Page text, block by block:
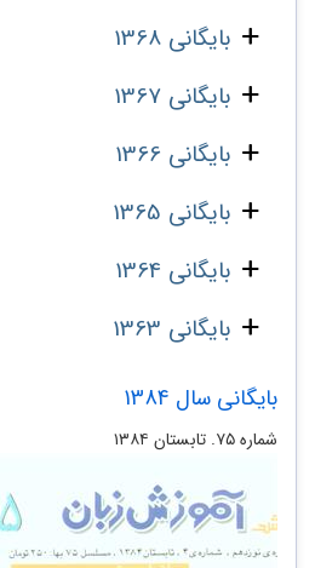
بایگانی 1368
بایگانی 1367
بایگانی 1366
بایگانی 1365
بایگانی 1364
بایگانی 1363
بایگانی سال 1384
شماره ۷۵. تابستان ۱۳۸۴